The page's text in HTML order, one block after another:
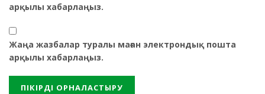
арқылы хабарлаңыз.
Жаңа жазбалар туралы маған электрондық пошта
арқылы хабарлаңыз.